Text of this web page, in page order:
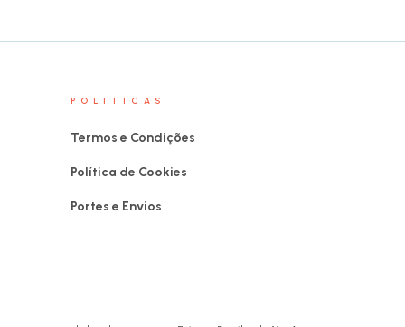
POLITICAS
Termos e Condições
Política de Cookies
Portes e Envios